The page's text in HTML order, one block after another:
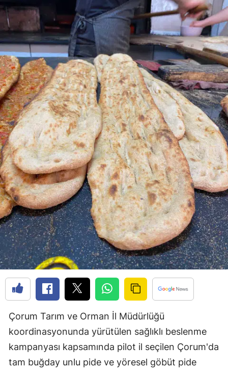
Diyarbakır
Edirne
Elazığ
Erzincan
Erzurum
Eskişehir
Gaziantep
Giresun
Gümüşhane
Hakkari
Hatay
Isparta
Mersin
İstanbul
İzmir
Kars
Kastamonu
Kayseri
Çorum Tarım ve Orman İl Müdürlüğü
koordinasyonunda yürütülen sağlıklı beslenme
kampanyası kapsamında pilot il seçilen Çorum'da
tam buğday unlu pide ve yöresel göbüt pide